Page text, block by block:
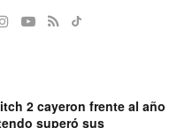
2 cayeron frente al año
superó sus